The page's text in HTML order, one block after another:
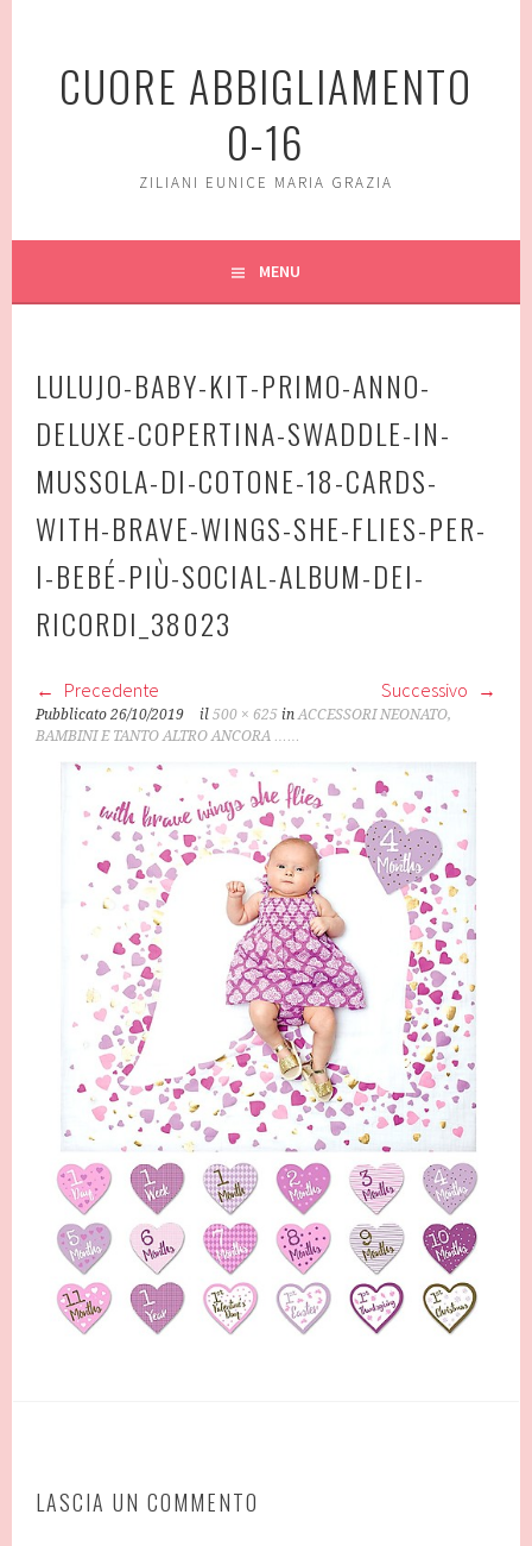
contenutoCUORE ABBIGLIAMENTO
0-16
ZILIANI EUNICE MARIA GRAZIA
MENU
LULUJO-BABY-KIT-PRIMO-ANNO-
DELUXE-COPERTINA-SWADDLE-IN-
MUSSOLA-DI-COTONE-18-CARDS-
WITH-BRAVE-WINGS-SHE-FLIES-PER-
I-BEBÉ-PIÙ-SOCIAL-ALBUM-DEI-
RICORDI_38023
Precedente Successivo
Pubblicato26/10/2019 il500 × 625 inACCESSORI NEONATO,
BAMBINI E TANTO ALTRO ANCORA ……
LASCIA UN COMMENTO